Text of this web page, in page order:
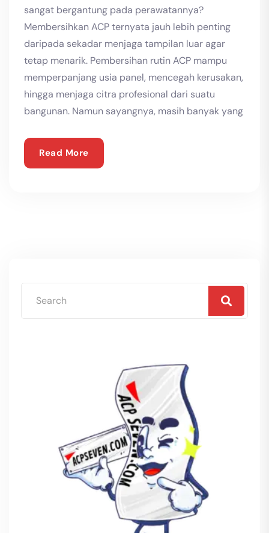
sangat bergantung pada perawatannya?
Membersihkan ACP ternyata jauh lebih penting
daripada sekadar menjaga tampilan luar agar
tetap menarik. Pembersihan rutin ACP mampu
memperpanjang usia panel, mencegah kerusakan,
hingga menjaga citra profesional dari suatu
bangunan. Namun sayangnya, masih banyak yang
Read More